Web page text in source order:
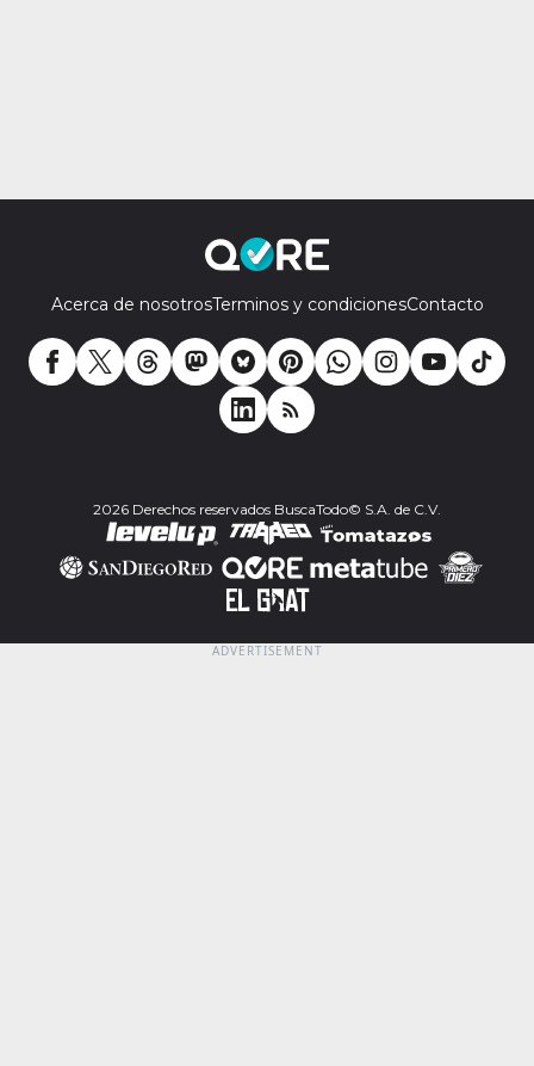
Acerca de nosotrosTerminos y condicionesContacto
2026 Derechos reservados BuscaTodo© S.A. de C.V.